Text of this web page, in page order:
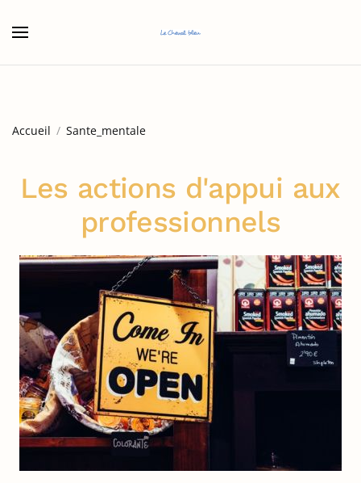
Accueil Sante_mentale
Les actions d'appui aux
professionnels